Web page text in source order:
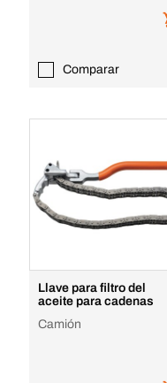
Comparar
Llave para filtro del
aceite para cadenas
Camión